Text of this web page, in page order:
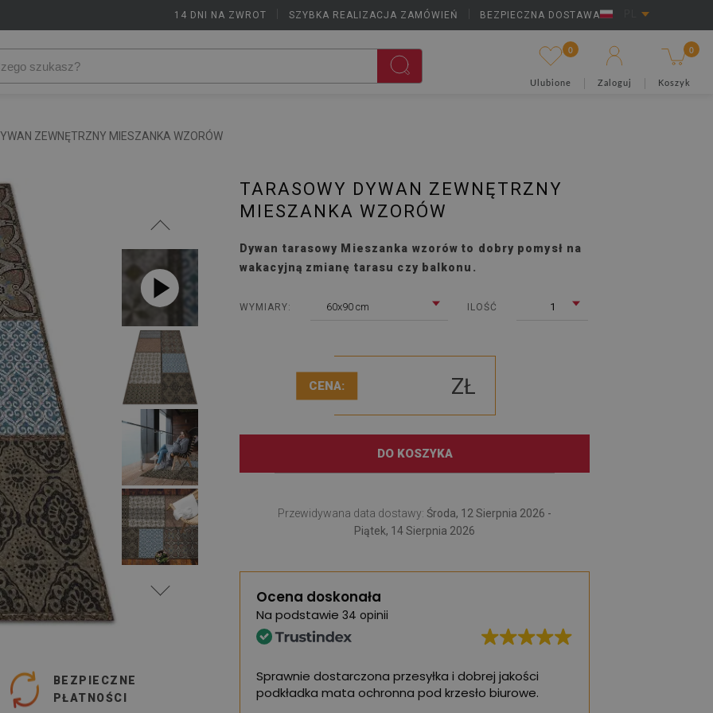
14 DNI NA ZWROT SZYBKA REALIZACJA ZAMÓWIEŃ BEZPIECZNA DOSTAWA
0
Ulubione Zaloguj
0
Koszyk
ZEWNĘTRZNY MIESZANKA WZORÓW
BEZPIECZNE
PŁATNOŚCI
TARASOWY DYWAN ZEWNĘTRZNY
MIESZANKA WZORÓW
Dywan tarasowy Mieszanka wzorów to dobry pomysł na
wakacyjną zmianę tarasu czy balkonu.
WYMIARY: 60x90 cm ILOŚĆ 1
CENA: ZŁ
DO KOSZYKA
Przewidywana data dostawy: Środa, 12 Sierpnia 2026 -
Piątek, 14 Sierpnia 2026
Ocena doskonała
Na podstawie 34 opinii
wybór wzorów i Szybka
Sprawnie dostarczona przesyłka i dobrej jakości
podkładka mata ochronna pod krzesło biurowe.